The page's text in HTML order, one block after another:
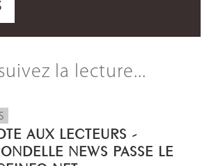
la lecture...
AUX LECTEURS -
NEWS PASSE LE